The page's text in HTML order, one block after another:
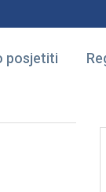
posjetiti